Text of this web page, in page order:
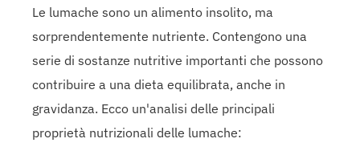
Le lumache sono un alimento insolito, ma
sorprendentemente nutriente. Contengono una
serie di sostanze nutritive importanti che possono
contribuire a una dieta equilibrata, anche in
gravidanza. Ecco un'analisi delle principali
proprietà nutrizionali delle lumache: